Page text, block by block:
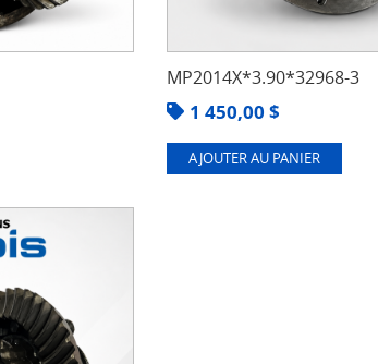
MP2014X*3.90*32968-3
1 450,00 $
AJOUTER AU PANIER